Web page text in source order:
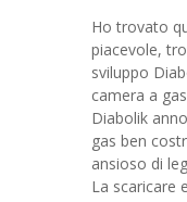
Ho trovato
piacevole,
sviluppo
camera a
Diabolik
gas ben
ansioso di
La scaricare